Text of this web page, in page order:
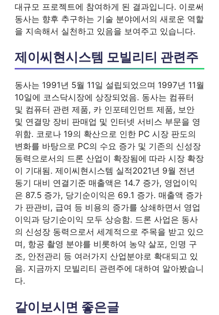
대규모 프로젝트에 참여하게 된 결과입니다. 이로써
동사는 향후 추구하는 기술 분야에서의 새로운 역할
을 지속해서 실천하고 있음을 보여주고 있습니다.
제이씨현시스템 모빌리티 관련주
동사는 1991년 5월 11일 설립되었으며 1997년 11월
10일에 코스닥시장에 상장되었음. 동사는 컴퓨터
및 컴퓨터 관련 제품, 카 인포테인먼트 제품, 보안
및 연결망 장비 판매업 및 인터넷 서비스 부문을 영
위함. 코로나 19의 확산으로 인한 PC 시장 판도의
변화를 바탕으로 PC의 수요 증가 및 기존의 신성장
동력으로서의 드론 산업이 확장됨에 따라 시장 확장
이 기대됨. 제이씨현시스템 실적2021년 9월 전년
동기 대비 연결기준 매출액은 14.7 증가, 영업이익
은 87.5 증가, 당기순이익은 69.1 증가. 매출액 증가
가 판관비, 급여 등 비용의 증가를 상쇄하면서 영업
이익과 당기순이익 모두 상승함. 드론 사업은 동사
의 신성장 동력으로서 세계적으로 주목을 받고 있으
며, 항공 촬영 분야를 비롯하여 농약 살포, 인명 구
조, 안전관리 등 여러가지 산업분야로 확대되고 있
음. 지금까지 모빌리티 관련주에 대하여 알아봤습니
다.
같이보시면 좋은글